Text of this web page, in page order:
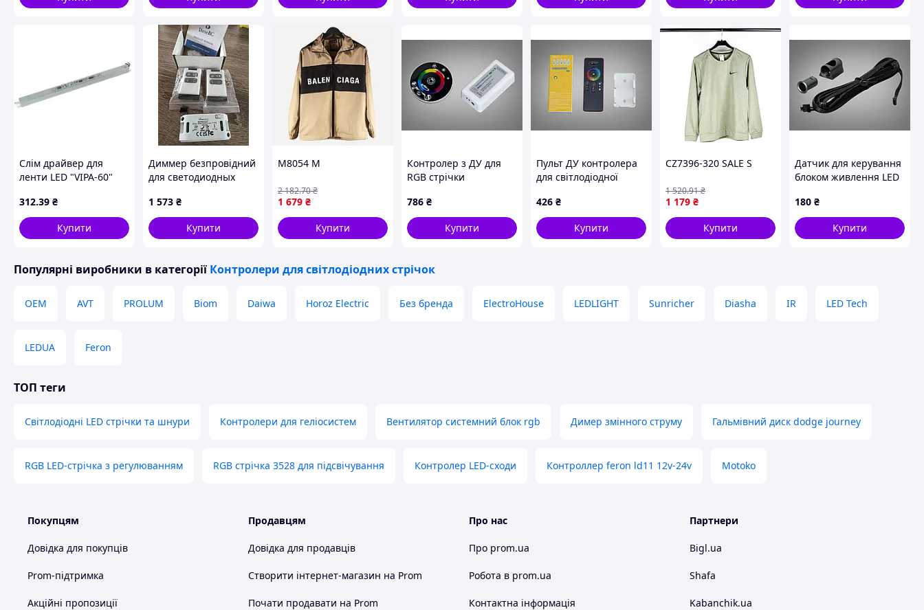
голосове
Слім драйвер для
ленти LED "VIPA-60"
312.39 ₴
Купити
Диммер безпровідний
для светодиодных
контроллер
постоянного тока 5–30
В, 10 А, с двумя
1 573 ₴
Купити
M8054 M
1 679 ₴
2 182.70₴
Купити
Контролер з ДУ для
RGB стрічки
786 ₴
Купити
Пульт ДУ контролера
для світлодіодної
426 ₴
Купити
CZ7396-320 SALE S
1 179 ₴
1 520.91₴
Купити
Датчик для керування
блоком живлення LED
дверей
180 ₴
Купити
Популярні виробники в категорії Контролери для світлодіодних стрічок
OEM AVT PROLUM Biom Daiwa Horoz Electric Без бренда ElectroHouse LEDLIGHT Sunricher Diasha IR LED Tech
LEDUA Feron
ТОП теги
Світлодіодні LED стрічки та шнури Контролери для геліосистем Вентилятор системний блок rgb Димер змінного струму Гальмівний диск dodge journey
RGB LED-стрічка з регулюванням RGB стрічка 3528 для підсвічування Контролер LED-сходи Контроллер feron ld11 12v-24v Motoko
Покупцям
Довідка для покупців
Prom-підтримка
Акційні пропозиції
Продавцям
Довідка для продавців
Створити інтернет-магазин на Prom
Почати продавати на Prom
Про нас
Про prom.ua
Робота в prom.ua
Контактна інформація
Партнери
Bigl.ua
Shafa
Kabanchik.ua